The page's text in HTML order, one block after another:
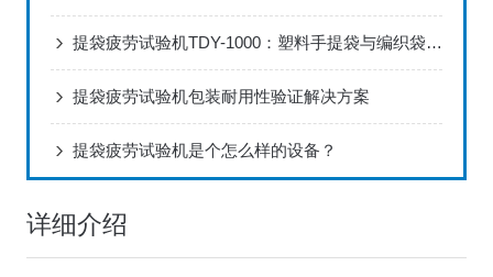
提袋疲劳试验机TDY-1000：塑料手提袋与编织袋耐疲劳性能测试方法
提袋疲劳试验机包装耐用性验证解决方案
提袋疲劳试验机是个怎么样的设备？
详细介绍